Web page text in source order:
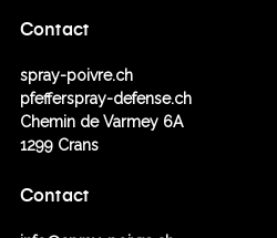
Contact
spray-poivre.ch
pfefferspray-defense.ch
Chemin de Varmey 6A
1299 Crans
Contact